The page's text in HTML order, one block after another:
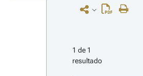
1 de 1
resultado